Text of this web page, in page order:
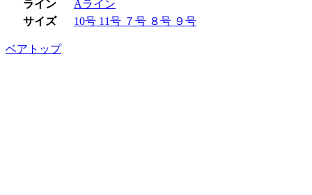
ライン
Aライン
サイズ
10号 11号 ７号 ８号 ９号
ベアトップ